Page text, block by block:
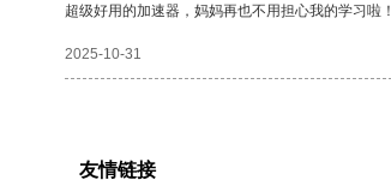
超级好用的加速器，妈妈再也不用担心我的学习啦！
2025-10-31
友情链接